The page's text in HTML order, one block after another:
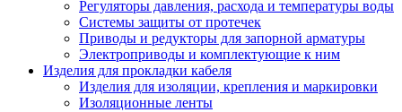
Регуляторы давления, расхода и температуры воды
Системы защиты от протечек
Приводы и редукторы для запорной арматуры
Электроприводы и комплектующие к ним
Изделия для прокладки кабеля
Изделия для изоляции, крепления и маркировки
Изоляционные ленты